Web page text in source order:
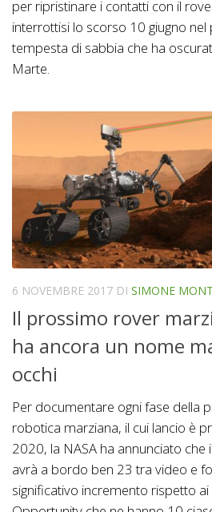
per ripristinare i contatti con il
interrottisi lo scorso 10 giugno nel
tempesta di sabbia che ha
Marte.
6 NOVEMBRE 2017 DI SIMONE
Il prossimo rover
ha ancora un nome
occhi
Per documentare ogni fase della
robotica marziana, il cui lancio è
2020, la NASA ha annunciato
avrà a bordo ben 23 tra video e
significativo incremento rispetto